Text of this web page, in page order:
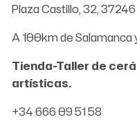
Plaza Castillo, 32,
A 100km de Salamanca
Tienda-Taller de
artísticas.
+34 666 09 51 58